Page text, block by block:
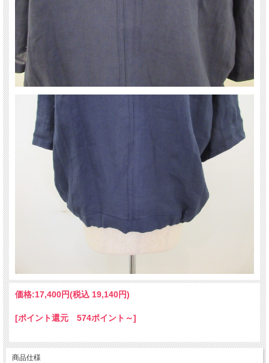
価格:17,400円(税込 19,140円)
[ポイント還元 574ポイント～]
商品仕様